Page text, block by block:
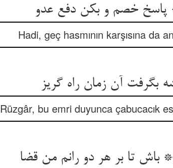
خصم و بکن دفع عدو
Hadi, geç hasmının karşısına da
بگرفت آن زمان راه گریز
Rüzgâr, bu emri duyunca çabucacık
تا بر هر دو رانم من قضا